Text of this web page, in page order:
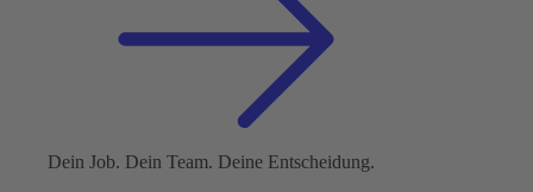
Dein Job. Dein Team. Deine Entscheidung.